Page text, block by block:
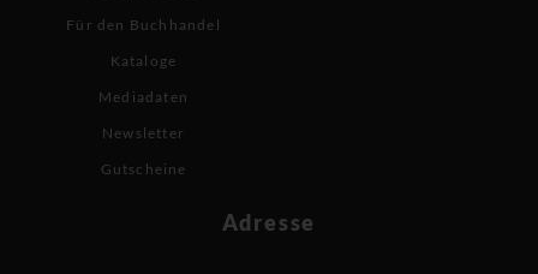
Für den Buchhandel
Kataloge
Mediadaten
Newsletter
Gutscheine
Adresse